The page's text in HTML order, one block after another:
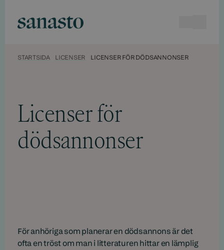
sisältöön
STARTSIDA LICENSER LICENSER FÖR DÖDSANNONSER
Licenser för
dödsannonser
För anhöriga som planerar en dödsannons är det
ofta en tröst om man i litteraturen hittar en lämplig